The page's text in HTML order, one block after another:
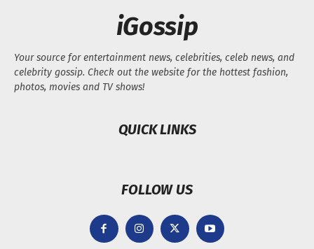
iGossip
Your source for entertainment news, celebrities, celeb news, and
celebrity gossip. Check out the website for the hottest fashion,
photos, movies and TV shows!
QUICK LINKS
FOLLOW US